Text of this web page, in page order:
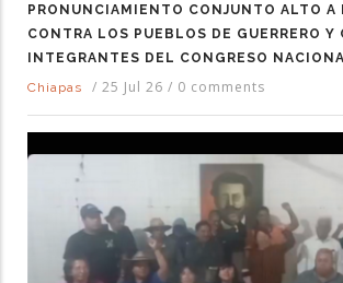
PRONUNCIAMIENTO CONJUNTO ALTO A
CONTRA LOS PUEBLOS DE GUERRERO Y
INTEGRANTES DEL CONGRESO
Chiapas
/ 25 Jul 26 / 0 comments